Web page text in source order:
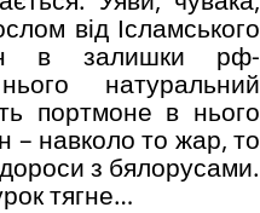
від Ісламського
в залишки рф-
натуральний
портмоне в нього
– навколо то жар, то
з бялорусами.
тягне…